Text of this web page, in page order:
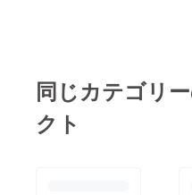
同じカテゴリ
クト